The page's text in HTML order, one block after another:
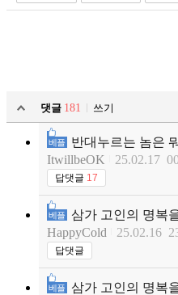
댓글 181
쓰기
베플
반대누르는 놈은
ItwillbeOK
25.02.17
답댓글 17
베플
삼가 고인의 명복
HappyCold
25.02.16
답댓글
베플
삼가 고인의 명복